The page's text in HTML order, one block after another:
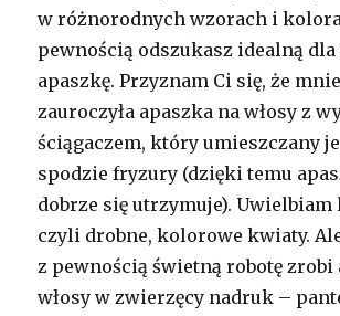
w różnorodnych wzorach i
pewnością odszukasz idealną dla
apaszkę. Przyznam Ci się, że
zauroczyła apaszka na włosy z
ściągaczem, który umieszczany
spodzie fryzury (dzięki temu
dobrze się utrzymuje).
czyli drobne, kolorowe kwiaty.
z pewnością świetną robotę zrobi
włosy w zwierzęcy nadruk –